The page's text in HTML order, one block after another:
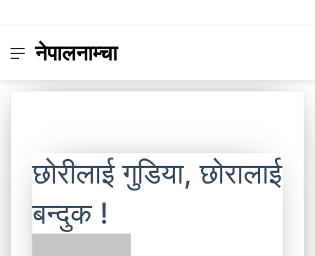
Menu
नेपालनाम्चा
छोरीलाई गुडिया, छोरालाई
बन्दुक !